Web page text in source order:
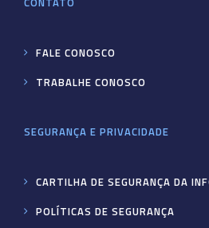
FALE CONOSCO
TRABALHE CONOSCO
SEGURANÇA E PRIVACIDADE
CARTILHA DE SEGURANÇA DA
POLÍTICAS DE SEGURANÇA